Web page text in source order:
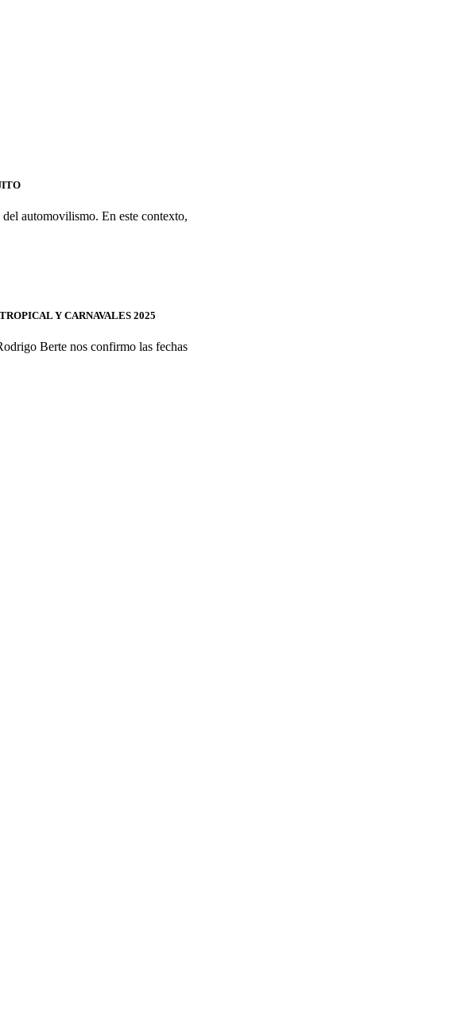
automovilismo. En este contexto,
Y CARNAVALES 2025
Berte nos confirmo las fechas